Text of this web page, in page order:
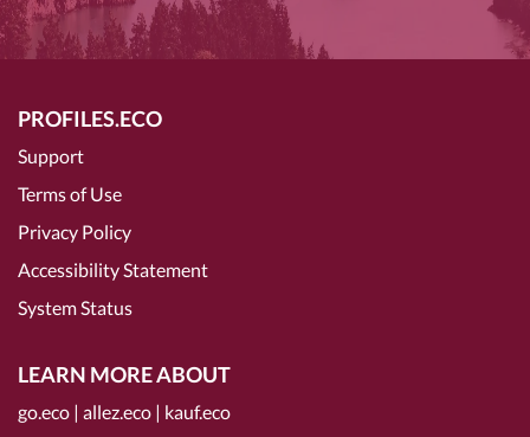
PROFILES.ECO
Support
Terms of Use
Privacy Policy
Accessibility Statement
System Status
LEARN MORE ABOUT
go.eco | allez.eco | kauf.eco